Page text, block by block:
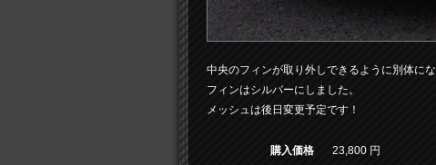
中央のフィンが取り外しできるように別体に
フィンはシルバーにしました。
メッシュは後日変更予定です！
購入価格 23,800 円